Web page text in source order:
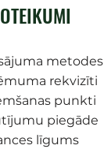
metodes
rekvizīti
punkti
piegāde
līgums